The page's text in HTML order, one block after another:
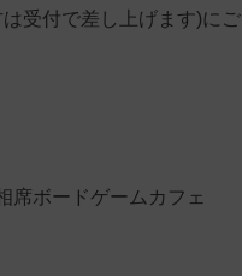
受付で差し上げます)にご
席ボードゲームカフェ